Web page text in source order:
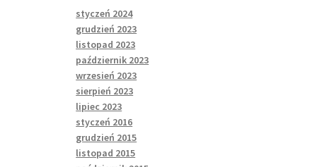
styczeń 2024
grudzień 2023
listopad 2023
październik 2023
wrzesień 2023
sierpień 2023
lipiec 2023
styczeń 2016
grudzień 2015
listopad 2015